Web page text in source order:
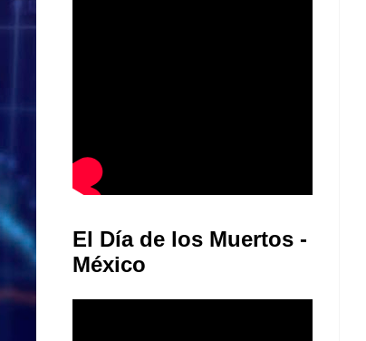
El Día de los Muertos -
México